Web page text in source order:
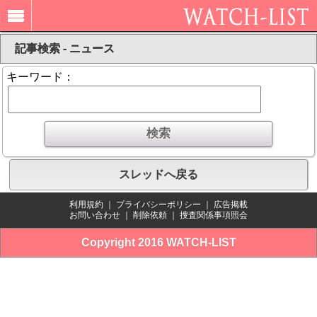
記事検索 - ニュース
キーワード：
スレッドへ戻る
利用規約 プライバシーポリシー
広告掲載
お問い合わせ
削除依頼 捜査関係事項照会
Copyright 2016 WATCH-LIST